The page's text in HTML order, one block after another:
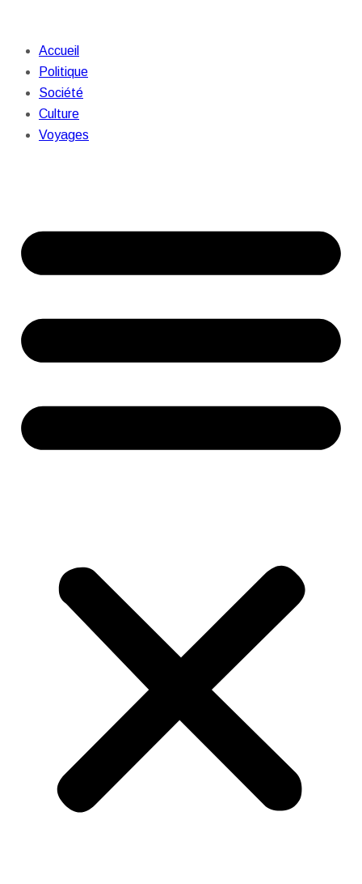
Accueil
Politique
Société
Culture
Voyages